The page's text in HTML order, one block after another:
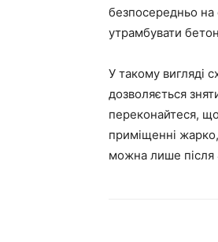
безпосередньо на
утрамбувати
У такому вигляді
дозволяється
переконайтеся,
приміщенні
можна лише після